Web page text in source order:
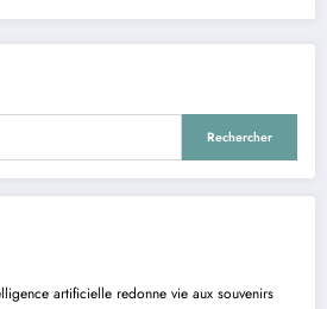
Rechercher
artificielle redonne vie aux souvenirs